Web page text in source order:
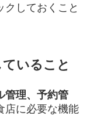
クしておくこと
いること
管理、予約管
店に必要な機能